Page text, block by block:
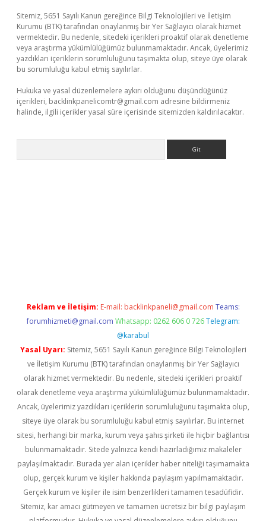
Sitemiz, 5651 Sayılı Kanun gereğince Bilgi Teknolojileri ve İletişim
Kurumu (BTK) tarafından onaylanmış bir Yer Sağlayıcı olarak hizmet
vermektedir. Bu nedenle, sitedeki içerikleri proaktif olarak denetleme
veya araştırma yükümlülüğümüz bulunmamaktadır. Ancak, üyelerimiz
yazdıkları içeriklerin sorumluluğunu taşımakta olup, siteye üye olarak
bu sorumluluğu kabul etmiş sayılırlar.
Hukuka ve yasal düzenlemelere aykırı olduğunu düşündüğünüz
içerikleri, backlinkpanelicomtr@gmail.com adresine bildirmeniz
halinde, ilgili içerikler yasal süre içerisinde sitemizden kaldırılacaktır.
Reklam ve İletişim: E-mail: backlinkpaneli@gmail.com Teams:
forumhizmeti@gmail.com Whatsapp: 0262 606 0 726 Telegram:
@karabul
Yasal Uyarı: Sitemiz, 5651 Sayılı Kanun gereğince Bilgi Teknolojileri
ve İletişim Kurumu (BTK) tarafından onaylanmış bir Yer Sağlayıcı
olarak hizmet vermektedir. Bu nedenle, sitedeki içerikleri proaktif
olarak denetleme veya araştırma yükümlülüğümüz bulunmamaktadır.
Ancak, üyelerimiz yazdıkları içeriklerin sorumluluğunu taşımakta olup,
siteye üye olarak bu sorumluluğu kabul etmiş sayılırlar. Bu internet
sitesi, herhangi bir marka, kurum veya şahıs şirketi ile hiçbir bağlantısı
bulunmamaktadır. Sitede yalnızca kendi hazırladığımız makaleler
paylaşılmaktadır. Burada yer alan içerikler haber niteliği taşımamakta
olup, gerçek kurum ve kişiler hakkında paylaşım yapılmamaktadır.
Gerçek kurum ve kişiler ile isim benzerlikleri tamamen tesadüfidir.
Sitemiz, kar amacı gütmeyen ve tamamen ücretsiz bir bilgi paylaşım